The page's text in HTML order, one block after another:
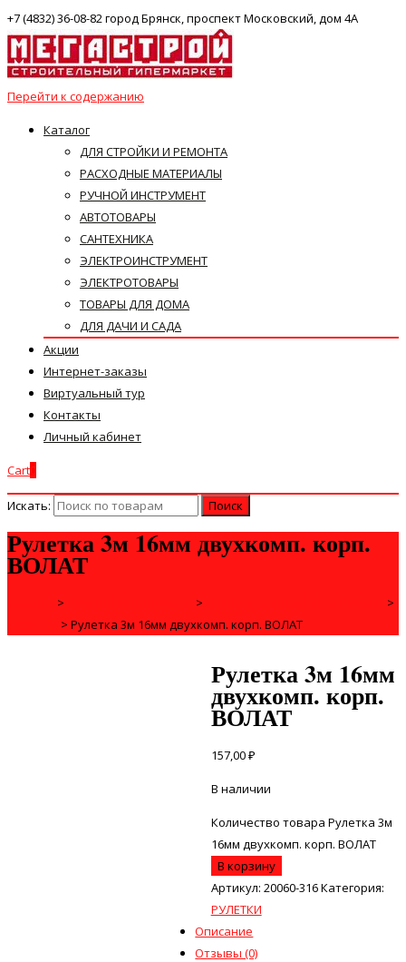
+7 (4832) 36-08-82 город Брянск, проспект Московский, дом 4А
Перейти к содержанию
Каталог
ДЛЯ СТРОЙКИ И РЕМОНТА
РАСХОДНЫЕ МАТЕРИАЛЫ
РУЧНОЙ ИНСТРУМЕНТ
АВТОТОВАРЫ
САНТЕХНИКА
ЭЛЕКТРОИНСТРУМЕНТ
ЭЛЕКТРОТОВАРЫ
ТОВАРЫ ДЛЯ ДОМА
ДЛЯ ДАЧИ И САДА
Акции
Интернет-заказы
Виртуальный тур
Контакты
Личный кабинет
Cart
Искать:
Рулетка 3м 16мм двухкомп. корп.
ВОЛАТ
> >
>
> Рулетка 3м 16мм двухкомп. корп. ВОЛАТ
Рулетка 3м 16мм
двухкомп. корп.
ВОЛАТ
157,00₽
В наличии
Количество товара Рулетка 3м
16мм двухкомп. корп. ВОЛАТ
В корзину
Артикул: 20060-316Категория:
РУЛЕТКИ
Описание
Отзывы (0)